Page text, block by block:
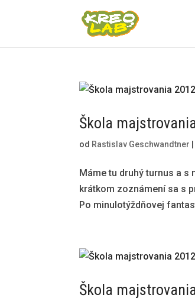
Škola
od Rastislav Geschwandtner
Máme tu druhý turnus a s
krátkom zoznámení sa s
Po minulotýždňovej
Škola